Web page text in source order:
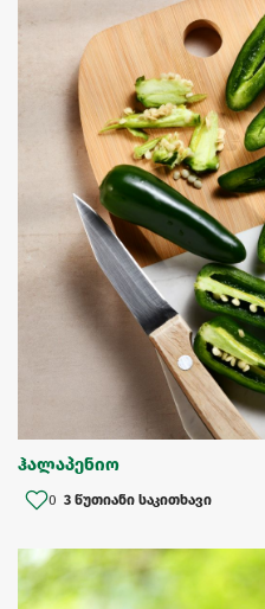
ჰალაპენიო
0 3 წუთიანი საკითხავი